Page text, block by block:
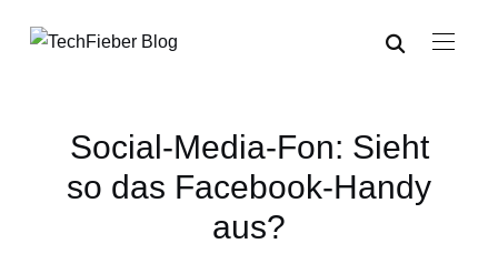
Social-Media-Fon: Sieht
so das Facebook-Handy
aus?